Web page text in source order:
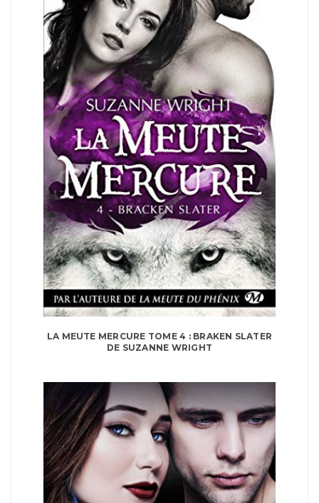
LA MEUTE MERCURE TOME 4 : BRAKEN SLATER
DE SUZANNE WRIGHT